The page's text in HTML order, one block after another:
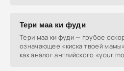
Тери маа ки фуди
Тери маа ки фуди — грубое
означающее «киска твоей
как аналог английского «your